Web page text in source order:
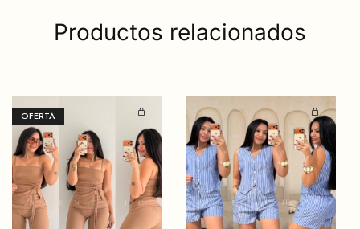
Productos relacionados
OFERTA